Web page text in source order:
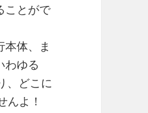
ことがで
本体、ま
わゆる
、どこに
んよ！